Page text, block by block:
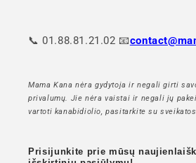
📞 01.88.81.21.02 📧
Mama Kana nėra gydytoja ir negali girti
privalumų. Jie nėra vaistai ir negali jų
vartoti kanabidiolio, pasitarkite su
Prisijunkite prie mūsų